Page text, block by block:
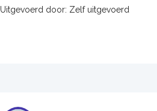
Uitgevoerd door: Zelf uitgevoerd